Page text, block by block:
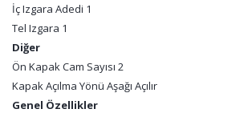
İç Izgara Adedi 1
Tel Izgara 1
Diğer
Ön Kapak Cam Sayısı 2
Kapak Açılma Yönü Aşağı Açılır
Genel Özellikler